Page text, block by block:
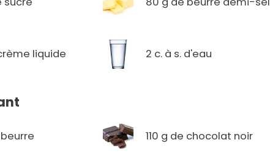
liquide 2 c. à s. d'eau
beurre 110 g de chocolat noir